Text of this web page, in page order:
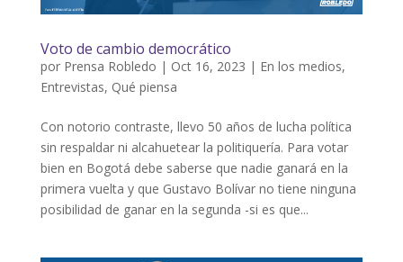
Voto de cambio democrático
por Prensa Robledo | Oct 16, 2023 | En los medios,
Entrevistas, Qué piensa
Con notorio contraste, llevo 50 años de lucha política
sin respaldar ni alcahuetear la politiquería. Para votar
bien en Bogotá debe saberse que nadie ganará en la
primera vuelta y que Gustavo Bolívar no tiene ninguna
posibilidad de ganar en la segunda -si es que...